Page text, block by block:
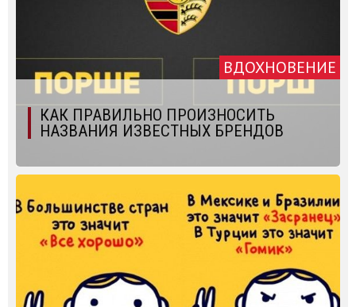
ВДОХНОВЕНИЕ
КАК ПРАВИЛЬНО ПРОИЗНОСИТЬ
НАЗВАНИЯ ИЗВЕСТНЫХ БРЕНДОВ